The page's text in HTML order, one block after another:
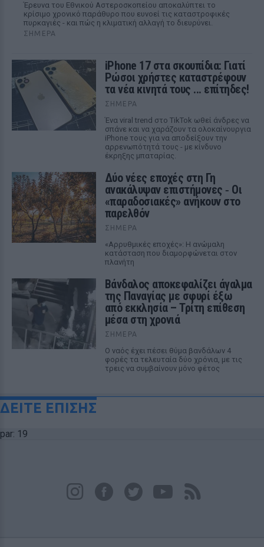
Έρευνα του Εθνικού Αστεροσκοπείου αποκαλύπτει το
κρίσιμο χρονικό παράθυρο που ευνοεί τις καταστροφικές
πυρκαγιές - και πώς η κλιματική αλλαγή το διευρύνει.
ΣΉΜΕΡΑ
iPhone 17 στα σκουπίδια: Γιατί
Ρώσοι χρήστες καταστρέφουν
τα νέα κινητά τους ... επίτηδες!
ΣΉΜΕΡΑ
Ένα viral trend στο TikTok ωθεί άνδρες να
σπάνε και να χαράζουν τα ολοκαίνουργια
iPhone τους για να αποδείξουν την
αρρενωπότητά τους - με κίνδυνο
έκρηξης μπαταρίας.
Δύο νέες εποχές στη Γη
ανακάλυψαν επιστήμονες ‑ Oι
«παραδοσιακές» ανήκουν στο
παρελθόν
ΣΉΜΕΡΑ
«Αρρυθμικές εποχές»: Η ανώμαλη
κατάσταση που διαμορφώνεται στον
πλανήτη
Βάνδαλος αποκεφαλίζει άγαλμα
της Παναγίας με σφυρί έξω
από εκκλησία – Τρίτη επίθεση
μέσα στη χρονιά
ΣΉΜΕΡΑ
Ο ναός έχει πέσει θύμα βανδάλων 4
φορές τα τελευταία δύο χρόνια, με τις
τρεις να συμβαίνουν μόνο φέτος
ΔΕΙΤΕ ΕΠΙΣΗΣ
par: 19